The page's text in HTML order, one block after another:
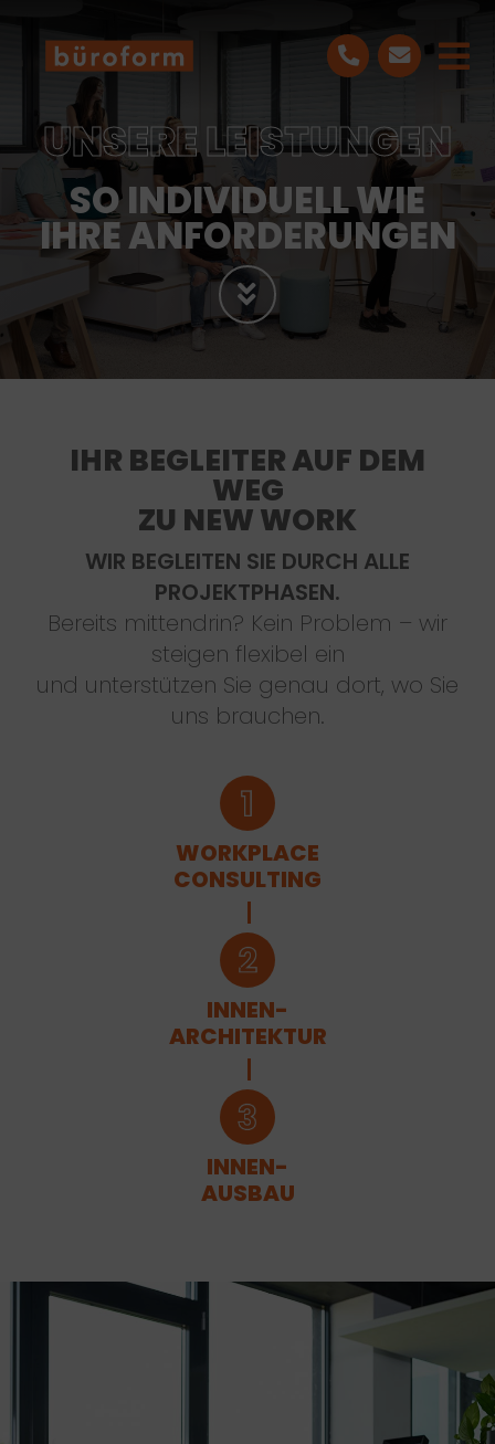
content
LEISTUNGEN
PROJEKTE
ÜBER UNS
UNSERE LEISTUNGEN
SO INDIVIDUELL WIE
IHRE ANFORDERUNGEN
IHR BEGLEITER AUF DEM
WEG
ZU NEW WORK
WIR BEGLEITEN SIE DURCH ALLE
PROJEKTPHASEN.
Bereits mittendrin? Kein Problem – wir
steigen flexibel ein
und unterstützen Sie genau dort, wo Sie
uns brauchen.
WORKPLACE
CONSULTING
INNEN-
ARCHITEKTUR
INNEN-
AUSBAU